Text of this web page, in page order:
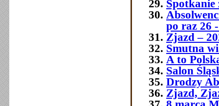
Spotkanie
po raz 26
Zjazd –
Smutna
A to
Salon
Drodzy
Zjazd,